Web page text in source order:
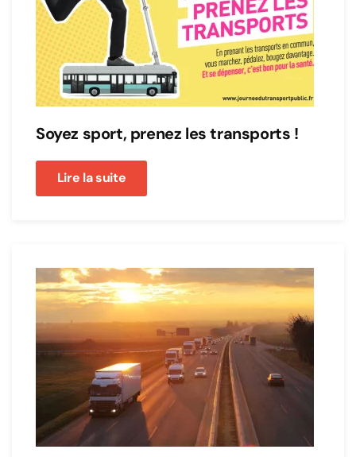
Soyez sport, prenez les transports !
Lire la suite